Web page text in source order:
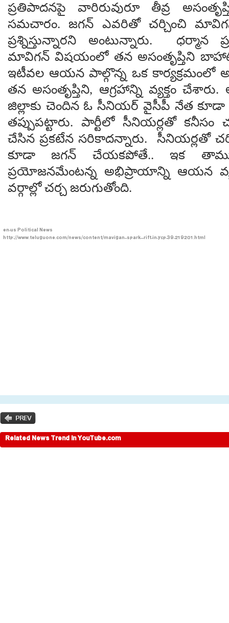
ప్రతిపాదనపై వారిరువురూ తీవ్ర
సమచారం. జగన్ ఎవరితో చర్చించి
ప్రశ్నిస్తున్నారని అంటున్నారు.
మావిగన్ విషయంలో తన అసంతృప్తిని
ఇటీవల ఆయన పాల్గొన్న ఒక
తన అసంతృప్తిని, ఆగ్రహాన్ని వ్యక్తం
జిల్లాకు చెందిన ఓ సీనియర్ వైసీపీ నేత కూడా
తప్పుపట్టారు. పార్టీలో సీనియర్లతో కనీసం
చేసిన ప్రకటేన సరికాదన్నారు. సీనియర్లతో
కూడా జగన్ చేయకపోతే.. ఇక
ప్రయోజనమేంటన్న అభిప్రాయాన్ని ఆయన
వర్గాల్లో చర్చ జరుగుతోంది.
en-usPolitical News
http://www.teluguone.com/news/content/mavigan--spark---rift-in-ycp-39-219201.html